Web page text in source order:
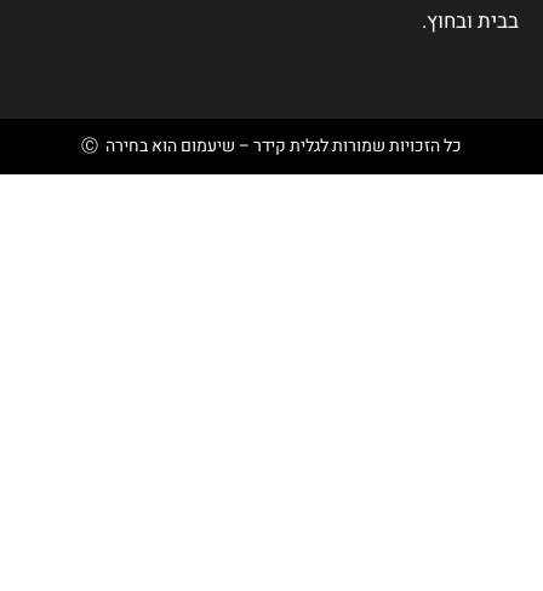
בבית ובחוץ.
כל הזכויות שמורות לגלית קידר – שיעמום הוא בחירה Ⓒ